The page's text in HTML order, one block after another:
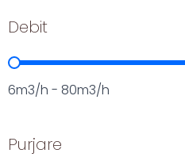
Debit
Debit
6m3/h - 80m3/h
Purjare